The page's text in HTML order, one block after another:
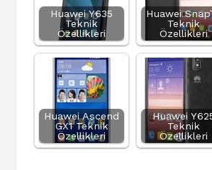
Huawei Y635
Teknik
Özellikleri
Huawei
Teknik
Özellikleri
Huawei Ascend
GX1 Teknik
Özellikleri
Huawei
Teknik
Özellikleri